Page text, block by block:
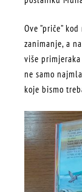
Ove ”priče”
zanimanje, a
više
ne samo
koje bismo